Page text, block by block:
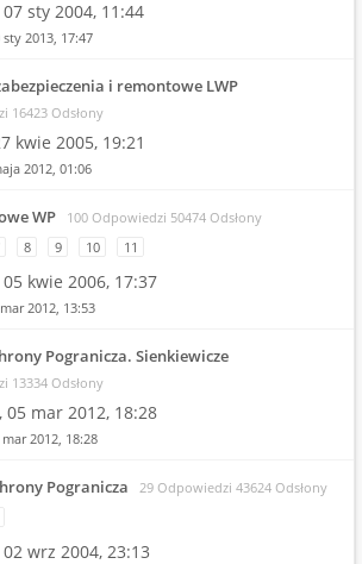
07 sty 2004, 11:44
sty 2013, 17:47
i remontowe LWP
16423 Odsłony
kwie 2005, 19:21
2012, 01:06
WP
100 Odpowiedzi 50474 Odsłony
8 9 10 11
05 kwie 2006, 17:37
2012, 13:53
Pogranicza. Sienkiewicze
13334 Odsłony
05 mar 2012, 18:28
2012, 18:28
Pogranicza
29 Odpowiedzi 43624 Odsłony
02 wrz 2004, 23:13